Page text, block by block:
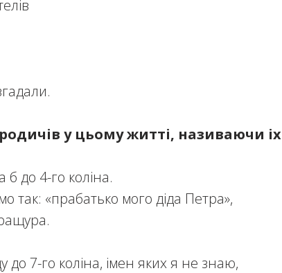
у цьому житті, називаючи іх
до 4-го коліна.
так: «прабатько мого діда Петра»,
до 7-го коліна, імен яких я не знаю,